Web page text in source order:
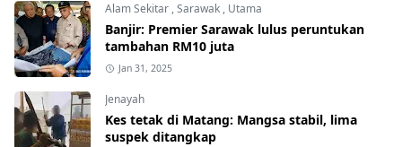
Alam Sekitar,Sarawak, Utama
Banjir: Premier Sarawak lulus peruntukan
tambahan RM10 juta
Jan 31, 2025
Jenayah
Kes tetak di Matang: Mangsa stabil, lima
suspek ditangkap